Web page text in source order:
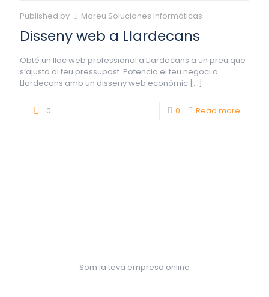
Published by Moreu Soluciones Informáticas
Disseny web a Llardecans
Obté un lloc web professional a Llardecans a un preu que
s’ajusta al teu pressupost. Potencia el teu negoci a
Llardecans amb un disseny web econòmic […]
0 0 Read more
Som la teva empresa online